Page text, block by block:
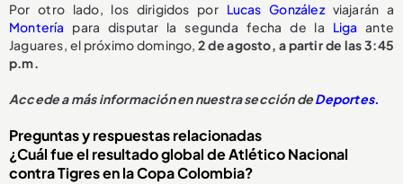
Por otro lado, los dirigidos por Lucas González viajarán a
Montería para disputar la segunda fecha de la Liga ante
Jaguares, el próximo domingo, 2 de agosto, a partir de las 3:45
p.m.
Accede a más información en nuestra sección deDeportes.
Preguntas y respuestas relacionadas
¿Cuál fue el resultado global de Atlético Nacional
contra Tigres en la Copa Colombia?